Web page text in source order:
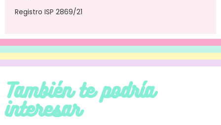
Registro ISP 2869/21
También te podría
interesar